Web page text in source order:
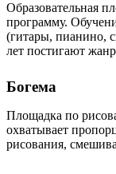
Образовательная
программу.
(гитары, пианино,
лет постигают
Богема
Площадка по
охватывает
рисования,